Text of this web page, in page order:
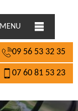
MENU
09 56 53 32 35
07 60 81 53 23